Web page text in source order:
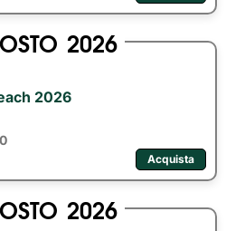
2026
2026
Acquista
2026